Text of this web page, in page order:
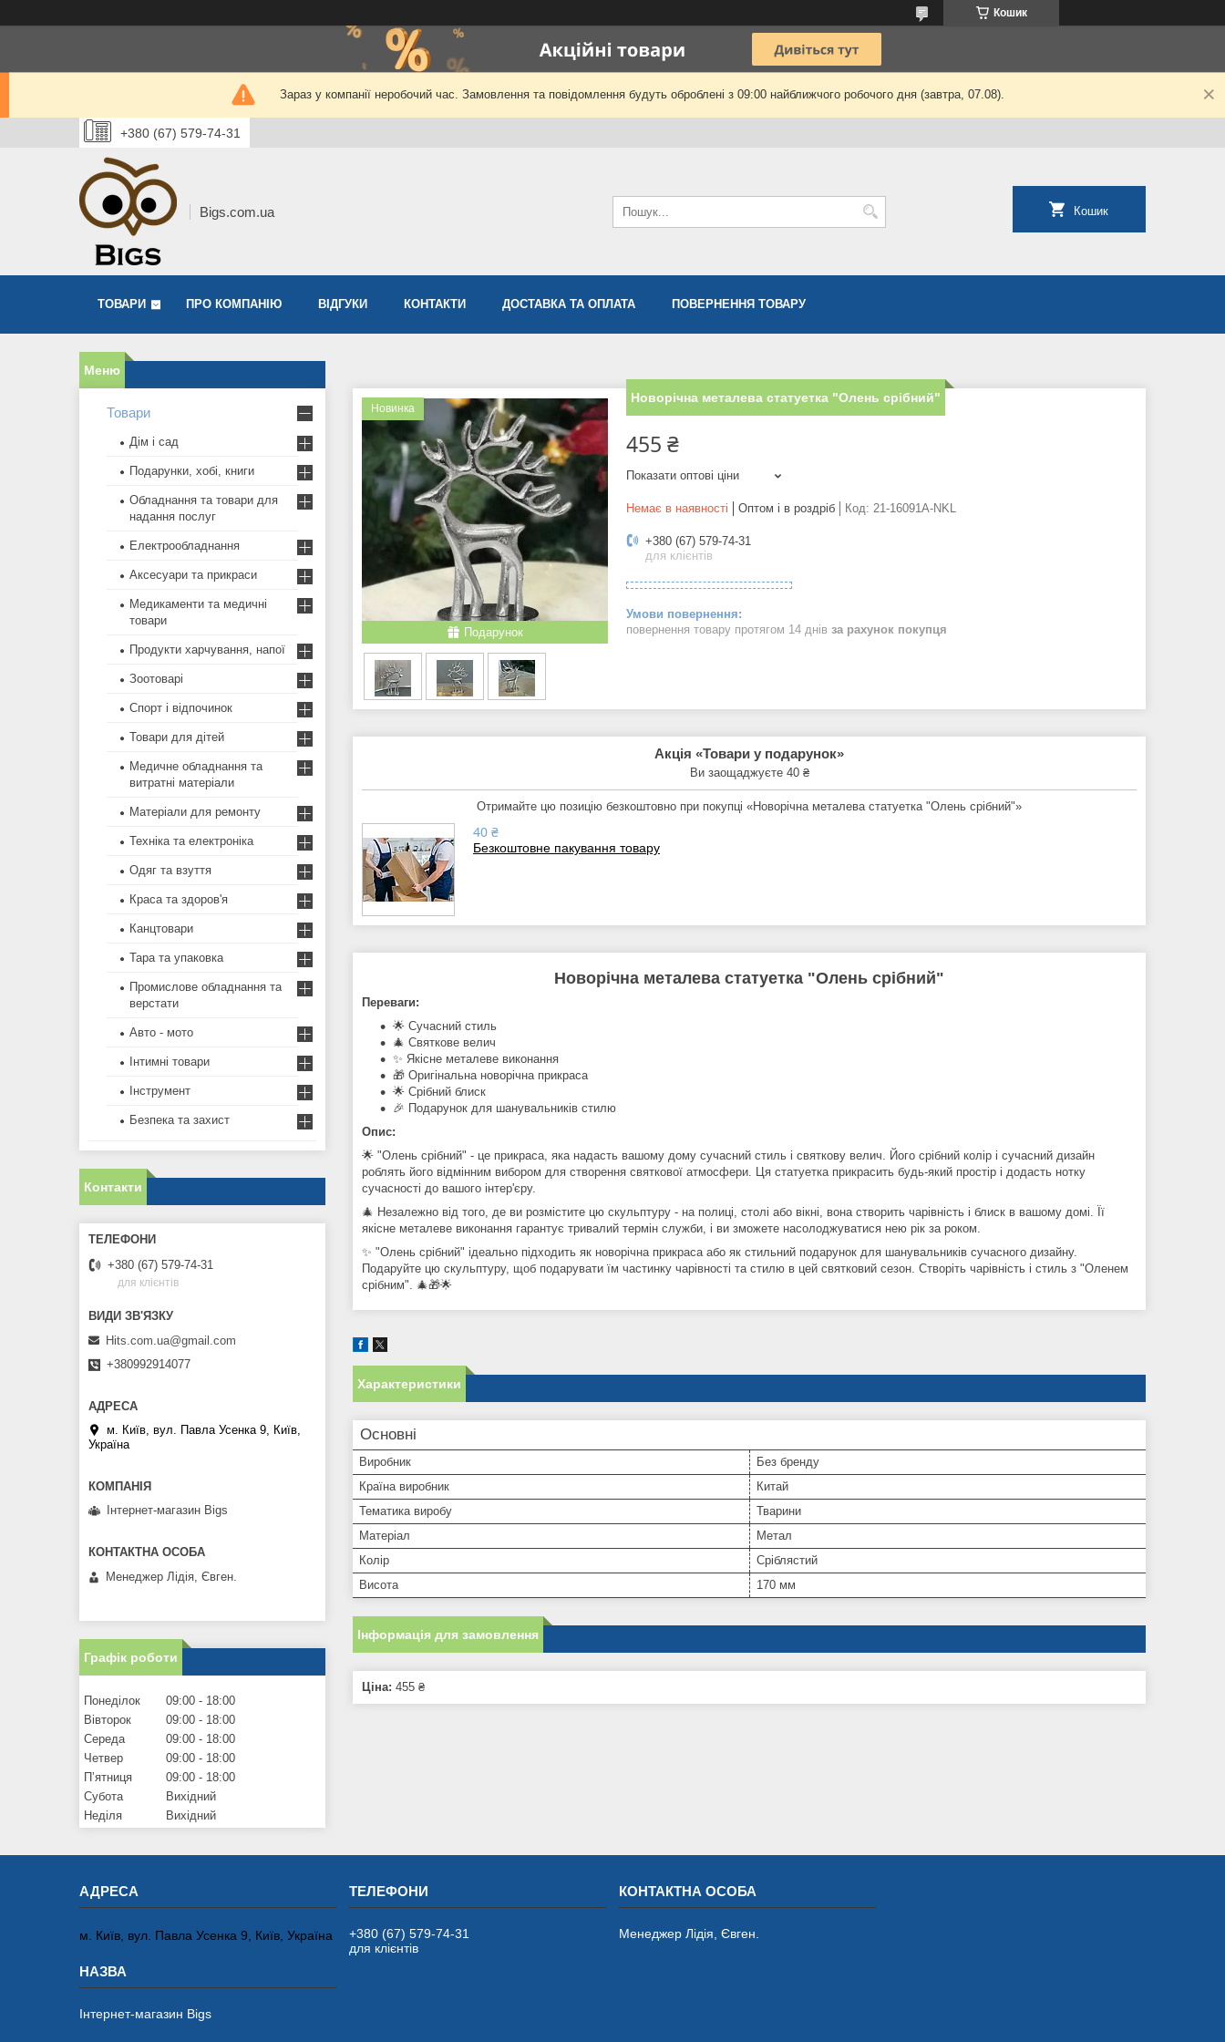
Кошик
Зараз у компанії неробочий час. Замовлення та повідомлення будуть оброблені з 09:00 найближчого робочого дня (завтра, 07.08).
+380 (67) 579-74-31
Bigs.com.ua Кошик
ТОВАРИ ПРО КОМПАНІЮ ВІДГУКИ КОНТАКТИ ДОСТАВКА ТА ОПЛАТА ПОВЕРНЕННЯ ТОВАРУ
Подарунок
Новинка
Новорічна металева статуетка "Олень срібний"
455 ₴
Показати оптові ціни
Немає в наявності Оптом і в роздріб Код: 21-16091A-NKL
+380 (67) 579-74-31
для клієнтів
повернення товару протягом 14 днів за рахунок покупця
Акція «Товари у подарунок»
Ви заощаджуєте 40 ₴
Отримайте цю позицію безкоштовно при покупці «Новорічна металева статуетка "Олень срібний"»
40 ₴
Безкоштовне пакування товару
Новорічна металева статуетка "Олень срібний"
Переваги:
🌟 Сучасний стиль
🎄 Святкове велич
✨ Якісне металеве виконання
🎁 Оригінальна новорічна прикраса
🌟 Срібний блиск
🎉 Подарунок для шанувальників стилю
Опис:
🌟 "Олень срібний" - це прикраса, яка надасть вашому дому сучасний стиль і святкову велич. Його срібний колір і сучасний дизайн
роблять його відмінним вибором для створення святкової атмосфери. Ця статуетка прикрасить будь-який простір і додасть нотку
сучасності до вашого інтер'єру.
🎄 Незалежно від того, де ви розмістите цю скульптуру - на полиці, столі або вікні, вона створить чарівність і блиск в вашому домі. Її
якісне металеве виконання гарантує тривалий термін служби, і ви зможете насолоджуватися нею рік за роком.
✨ "Олень срібний" ідеально підходить як новорічна прикраса або як стильний подарунок для шанувальників сучасного дизайну.
Подаруйте цю скульптуру, щоб подарувати їм частинку чарівності та стилю в цей святковий сезон. Створіть чарівність і стиль з "Оленем
срібним". 🎄🎁🌟
Характеристики
Основні
Виробник
Без бренду
Країна виробник
Китай
Тематика виробу
Тварини
Матеріал
Метал
Колір
Сріблястий
Висота
170 мм
Інформація для замовлення
Ціна: 455 ₴
Товари
Дім і сад
Подарунки, хобі, книги
Обладнання та товари для
надання послуг
Електрообладнання
Аксесуари та прикраси
Медикаменти та медичні
товари
Продукти харчування, напої
Зоотоварі
Спорт і відпочинок
Товари для дітей
Медичне обладнання та
витратні матеріали
Матеріали для ремонту
Техніка та електроніка
Одяг та взуття
Краса та здоров'я
Канцтовари
Тара та упаковка
Промислове обладнання та
верстати
Авто - мото
Інтимні товари
Інструмент
Безпека та захист
Контакти
+380 (67) 579-74-31
для клієнтів
Hits.com.ua@gmail.com
+380992914077
м. Київ, вул. Павла Усенка 9, Київ,
Україна
Інтернет-магазин Bigs
Менеджер Лідія, Євген.
Графік роботи
Понеділок 09:00
18:00
Вівторок
09:00
18:00
Середа
09:00
18:00
Четвер
09:00
18:00
Пʼятниця
09:00
18:00
Субота
Вихідний
Неділя
Вихідний
м. Київ, вул. Павла Усенка 9, Київ, Україна
Інтернет-магазин Bigs
+380 (67) 579-74-31
для клієнтів
Менеджер Лідія, Євген.